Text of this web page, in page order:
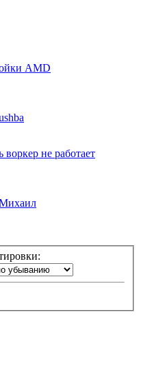
AMD
воркер не работает